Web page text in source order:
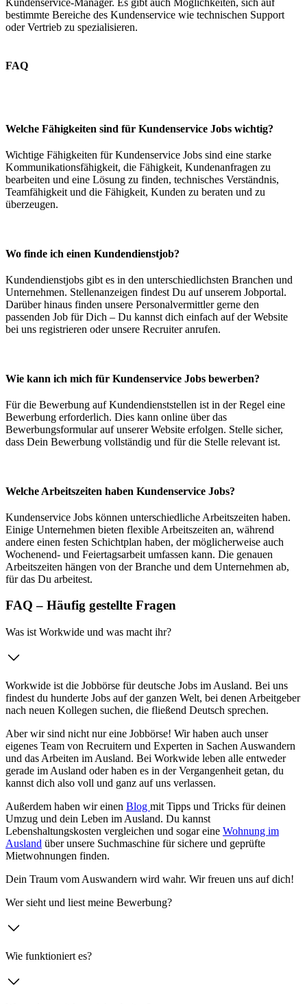
bestimmte Bereiche des Kundenservice wie technischen Support
oder Vertrieb zu spezialisieren.
FAQ
Welche Fähigkeiten sind für Kundenservice Jobs wichtig?
Wichtige Fähigkeiten für Kundenservice Jobs sind eine starke
Kommunikationsfähigkeit, die Fähigkeit, Kundenanfragen zu
bearbeiten und eine Lösung zu finden, technisches Verständnis,
Teamfähigkeit und die Fähigkeit, Kunden zu beraten und zu
überzeugen.
Wo finde ich einen Kundendienstjob?
Kundendienstjobs gibt es in den unterschiedlichsten Branchen und
Unternehmen. Stellenanzeigen findest Du auf unserem Jobportal.
Darüber hinaus finden unsere Personalvermittler gerne den
passenden Job für Dich – Du kannst dich einfach auf der Website
bei uns registrieren oder unsere Recruiter anrufen.
Wie kann ich mich für Kundenservice Jobs bewerben?
Für die Bewerbung auf Kundendienststellen ist in der Regel eine
Bewerbung erforderlich. Dies kann online über das
Bewerbungsformular auf unserer Website erfolgen. Stelle sicher,
dass Dein Bewerbung vollständig und für die Stelle relevant ist.
Welche Arbeitszeiten haben Kundenservice Jobs?
Kundenservice Jobs können unterschiedliche Arbeitszeiten haben.
Einige Unternehmen bieten flexible Arbeitszeiten an, während
andere einen festen Schichtplan haben, der möglicherweise auch
Wochenend- und Feiertagsarbeit umfassen kann. Die genauen
Arbeitszeiten hängen von der Branche und dem Unternehmen ab,
für das Du arbeitest.
FAQ – Häufig gestellte Fragen
Was ist Workwide und was macht ihr?
Workwide ist die Jobbörse für deutsche Jobs im Ausland. Bei uns
findest du hunderte Jobs auf der ganzen Welt, bei denen Arbeitgeber
nach neuen Kollegen suchen, die fließend Deutsch sprechen.
Aber wir sind nicht nur eine Jobbörse! Wir haben auch unser
eigenes Team von Recruitern und Experten in Sachen Auswandern
und das Arbeiten im Ausland. Bei Workwide leben alle entweder
gerade im Ausland oder haben es in der Vergangenheit getan, du
kannst dich also voll und ganz auf uns verlassen.
Außerdem haben wir einen Blog mit Tipps und Tricks für deinen
Umzug und dein Leben im Ausland. Du kannst
Lebenshaltungskosten vergleichen und sogar eine Wohnung im
Ausland über unsere Suchmaschine für sichere und geprüfte
Mietwohnungen finden.
Dein Traum vom Auswandern wird wahr. Wir freuen uns auf dich!
Wer sieht und liest meine Bewerbung?
Wie funktioniert es?